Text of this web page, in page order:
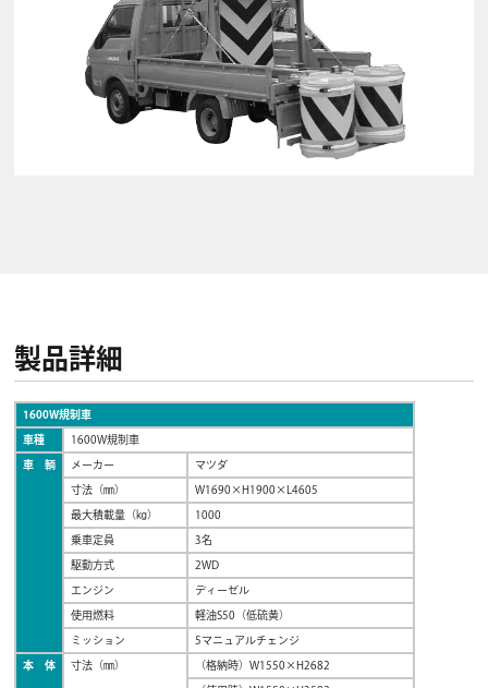
製品詳細
1600W規制車
車種 1600W規制車
車 輌 メーカー マツダ
寸法（㎜） W1690×H1900×L4605
最大積載量（㎏） 1000
乗車定員 3名
駆動方式 2WD
エンジン ディーゼル
使用燃料 軽油S50（低硫黄）
ミッション 5マニュアルチェンジ
本 体 寸法（㎜） （格納時）W1550×H2682